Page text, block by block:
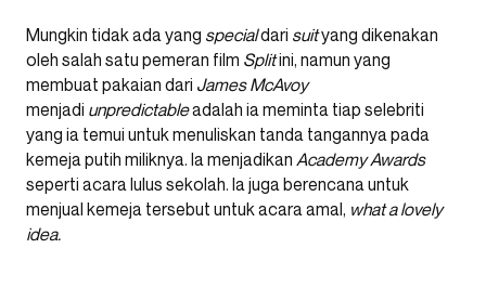
Mungkin tidak ada yang specialdari suityang dikenakan
oleh salah satu pemeran film Splitini, namun yang
membuat pakaian dari James McAvoy
menjadi unpredictableadalah ia meminta tiap selebriti
yang ia temui untuk menuliskan tanda tangannya pada
kemeja putih miliknya. Ia menjadikan Academy Awards
seperti acara lulus sekolah. Ia juga berencana untuk
menjual kemeja tersebut untuk acara amal, what a lovely
idea.